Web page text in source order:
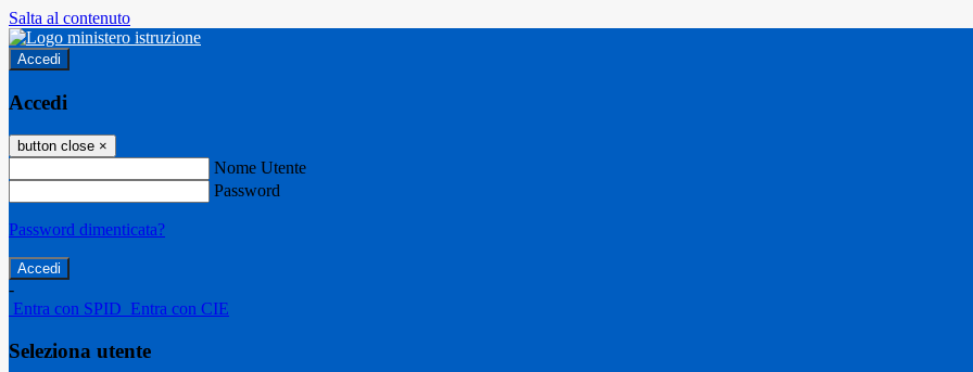
Salta al contenuto
Accedi
Accedi
button close ×
Nome Utente
Password
Password dimenticata?
-
Entra con SPID Entra con CIE
Seleziona utente